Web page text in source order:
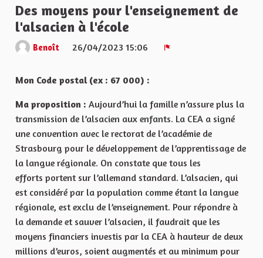
Des moyens pour l'enseignement de
l'alsacien à l'école
Benoît
26/04/2023 15:06
Mon Code postal (ex : 67 000) :
Ma proposition : Aujourd’hui la famille n’assure plus la
transmission de l’alsacien aux enfants. La CEA a signé
une convention avec le rectorat de l’académie de
Strasbourg pour le développement de l’apprentissage de
la langue régionale. On constate que tous les
efforts portent sur l’allemand standard. L’alsacien, qui
est considéré par la population comme étant la langue
régionale, est exclu de l’enseignement. Pour répondre à
la demande et sauver l’alsacien, il faudrait que les
moyens financiers investis par la CEA à hauteur de deux
millions d’euros, soient augmentés et au minimum pour